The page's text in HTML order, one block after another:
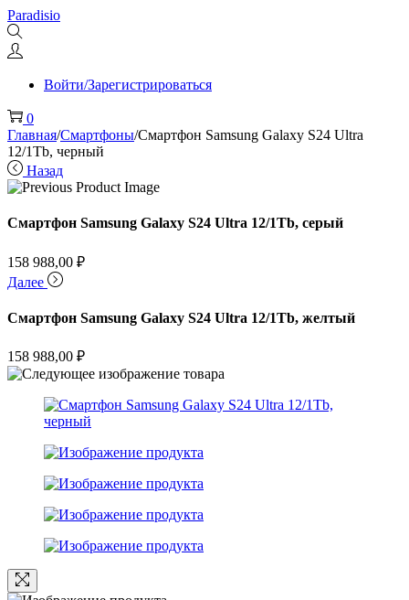
Перейти
к
навигации
Перейти
к
содержимому
Paradisio
Войти/Зарегистрироваться
0
Главная/Смартфоны/Смартфон Samsung Galaxy S24 Ultra
12/1Tb, черный
Назад
Смартфон Samsung Galaxy S24 Ultra 12/1Tb, серый
158 988,00 ₽
Далее
Смартфон Samsung Galaxy S24 Ultra 12/1Tb, желтый
158 988,00 ₽